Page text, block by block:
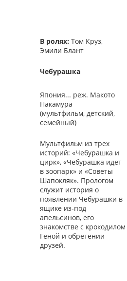
В ролях: Том Круз,
Эмили Блант
Чебурашка
Япония... реж. Макото
Накамура
(мультфильм, детский,
семейный)
Мультфильм из трех
историй: «Чебурашка и
цирк», «Чебурашка идет
в зоопарк» и «Советы
Шапокляк». Прологом
служит история о
появлении Чебурашки в
ящике из-под
апельсинов, его
знакомстве с крокодилом
Геной и обретении
друзей.